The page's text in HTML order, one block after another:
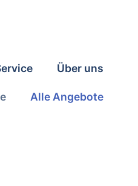
Alle Angebote
Über uns